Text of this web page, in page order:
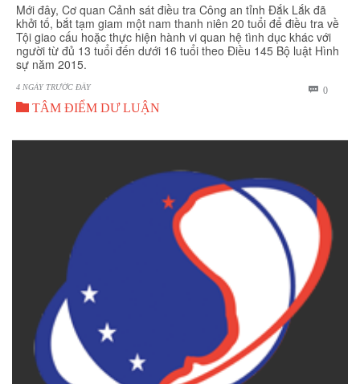
Mới đây, Cơ quan Cảnh sát điều tra Công an tỉnh Đắk Lắk đã
khởi tố, bắt tạm giam một nam thanh niên 20 tuổi để điều tra về
Tội giao cấu hoặc thực hiện hành vi quan hệ tình dục khác với
người từ đủ 13 tuổi đến dưới 16 tuổi theo Điều 145 Bộ luật Hình
sự năm 2015.
4 NGÀY TRƯỚC ĐÂY  0BÌNH
 TÂM ĐIỂM DƯ LUẬN